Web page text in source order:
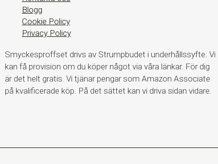
Blogg
Cookie Policy
Privacy Policy
Smyckesproffset drivs av Strumpbudet i underhållssyfte. Vi
kan få provision om du köper något via våra länkar. För dig
är det helt gratis. Vi tjänar pengar som Amazon Associate
på kvalificerade köp. På det sättet kan vi driva sidan vidare.